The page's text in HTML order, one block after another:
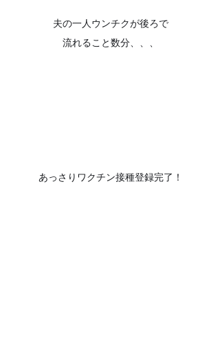
夫の一人ウンチクが後ろで
流れること数分、、、
あっさりワクチン接種登録完了！